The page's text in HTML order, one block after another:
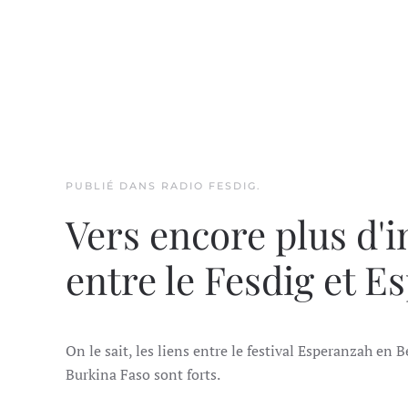
PUBLIÉ DANS RADIO FESDIG
Vers encore plus
entre le Fesdig et
On le sait, les liens entre le festival Esperanzah en
Burkina Faso sont forts.